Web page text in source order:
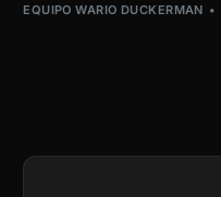
EQUIPO WARIO DUCKERMAN